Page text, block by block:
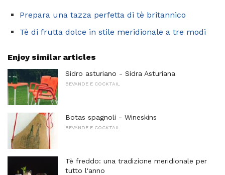
Prepara una tazza perfetta di tè britannico
Tè di frutta dolce in stile meridionale a tre modi
Enjoy similar articles
Sidro asturiano - Sidra Asturiana
BEVANDE E COCKTAIL
Botas spagnoli - Wineskins
BEVANDE E COCKTAIL
Tè freddo: una tradizione meridionale per
tutto l'anno